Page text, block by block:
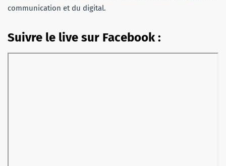
communication et du digital.
Suivre le live sur Facebook :